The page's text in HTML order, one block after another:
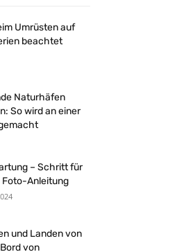
Umrüsten auf
beachtet
Naturhäfen
So wird an einer
– Schritt für
Anleitung
und Landen von
von